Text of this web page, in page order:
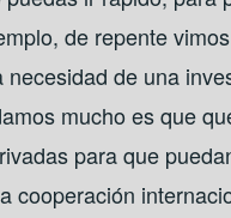
de repente
de una
mucho es que
para que
cooperación